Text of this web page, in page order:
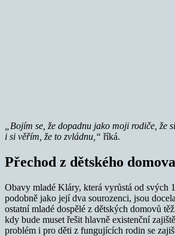
„Bojím se, že dopadnu jako moji rodiče, že
i si věřím, že to zvládnu,“ říká.
Přechod z dětského
Obavy mladé Kláry, která vyrůstá od svých
podobně jako její dva sourozenci, jsou
ostatní mladé dospělé z dětských domovů
kdy bude muset řešit hlavně existenční
problém i pro děti z fungujících rodin se